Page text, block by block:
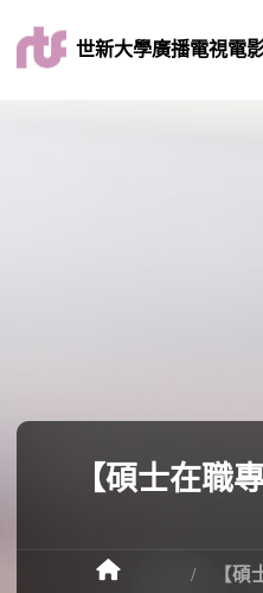
世新大學廣播電視電
【碩士在職
【碩